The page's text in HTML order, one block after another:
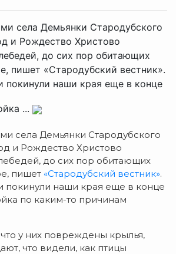
села Демьянки Стародубского
и Рождество Христово
до сих пор обитающих
пишет «Стародубский вестник».
покинули наши края еще в конце
...
села Демьянки Стародубского
и Рождество Христово
до сих пор обитающих
пишет «Стародубский вестник».
покинули наши края еще в конце
по каким-то причинам
у них повреждены крылья,
что видели, как птицы